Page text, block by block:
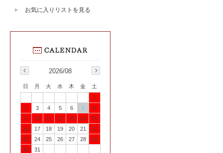
お気に入りリストを見る
2026/08
日 月 火 水 木 金
土
1
2
3 4 5 6 7
8
9
10 11 12 13 14
15
16
17 18 19 20 21
22
23
24 25 26 27 28
29
30
31